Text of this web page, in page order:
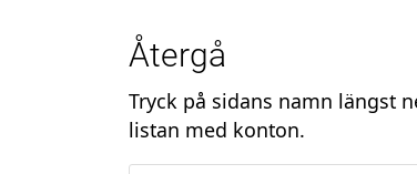
Återgå
Tryck på sidans namn längst
listan med konton.